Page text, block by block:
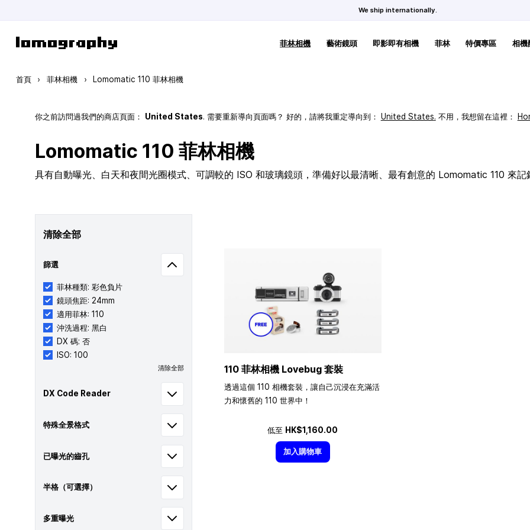
We ship internationally.
菲林相機 藝術鏡頭 即影即有相機 菲林 特價專區 相機
首頁 › 菲林相機 › Lomomatic 110 菲林相機
你之前訪問過我們的商店頁面： United States. 需要重新導向頁面嗎？ 好的，請將我重定導向到： United States. 不用，我想留在這裡：
Lomomatic 110 菲林相機
具有自動曝光、白天和夜間光圈模式、可調較的 ISO 和玻璃鏡頭，準備好以最清晰、最有創意的 Lomomatic 110 來記
清除全部
篩選
菲林種類: 彩色負片
鏡頭焦距: 24mm
適用菲林: 110
沖洗過程: 黑白
DX 碼: 否
ISO: 100
清除全部
DX Code Reader
特殊全景格式
已曝光的齒孔
半格（可選擇）
多重曝光
110 菲林相機 Lovebug 套裝
透過這個 110 相機套裝，讓自己沉浸在充滿活
力和懷舊的 110 世界中！
低至 HK$1,160.00
加入購物車